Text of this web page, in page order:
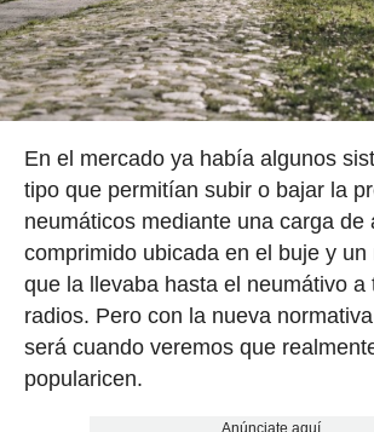
En el mercado ya había algunos
tipo que permitían subir o bajar la
neumáticos mediante una carga de
comprimido ubicada en el buje y un
que la llevaba hasta el neumátivo a
radios. Pero con la nueva
será cuando veremos que
popularicen.
Anúnciate aquí